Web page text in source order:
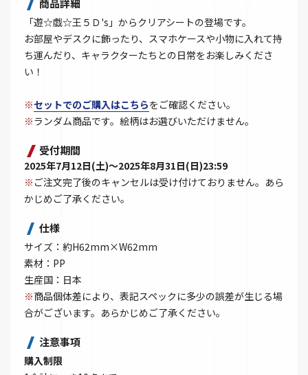
商品詳細
「遊☆戯☆王５Ｄ's」からクリアシートの登場です。
お部屋やデスクに飾ったり、スマホケースや小物に入れて持
ち運んだり、キャラクターたちとの日常をお楽しみくださ
い！
※セットでのご購入はこちらをご確認ください。
※ランダム商品です。絵柄はお選びいただけません。
受付期間
2025年7月12日(土)～2025年8月31日(日)23:59
※ ご注文完了後のキャンセルは受け付けておりません。あら
かじめご了承ください。
仕様
サイズ：約H62mm×W62mm
素材：PP
生産国：日本
※商品個体差により、表記スペックに多少の誤差が生じる場
合がございます。あらかじめご了承ください。
注意事項
購入制限